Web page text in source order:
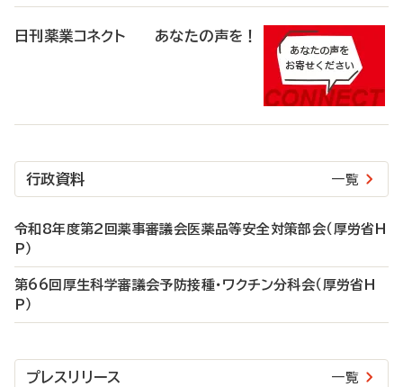
日刊薬業コネクト あなたの声を！
行政資料 一覧
令和8年度第2回薬事審議会医薬品等安全対策部会（厚労省H
P）
第66回厚生科学審議会予防接種・ワクチン分科会（厚労省H
P）
プレスリリース 一覧